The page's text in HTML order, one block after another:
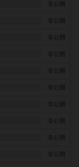
非公開
非公開
非公開
非公開
非公開
非公開
非公開
非公開
非公開
非公開